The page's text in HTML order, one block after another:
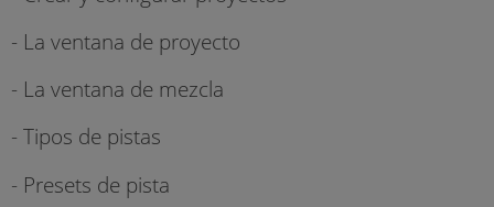
- La ventana de proyecto
- La ventana de mezcla
- Tipos de pistas
- Presets de pista